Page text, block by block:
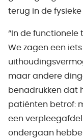
terug in de fysieke
“In de functionele
We zagen een
maar andere
benadrukken dat
patiënten betrof:
een
ondergaan